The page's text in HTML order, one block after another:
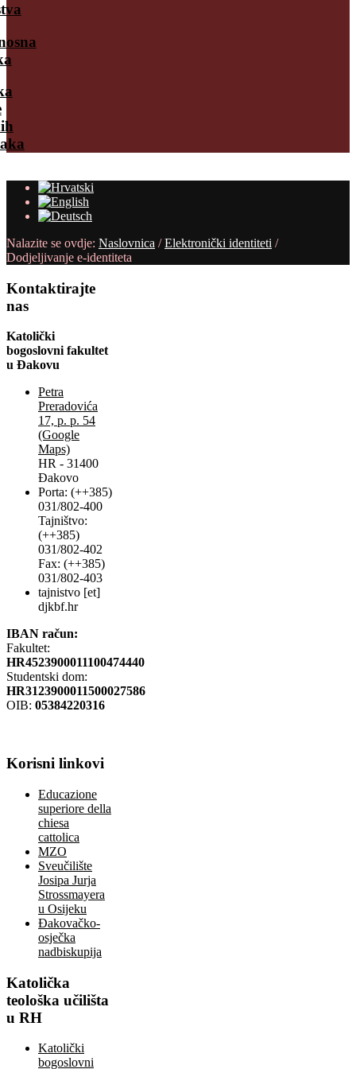
Nalazite se ovdje: Naslovnica /Elektronički identiteti /
Dodjeljivanje e-identiteta
Kontaktirajte
nas
Katolički
bogoslovni fakultet
u Đakovu
Petra
Preradovića
17, p. p. 54
(Google
Maps)
HR - 31400
Đakovo
Porta: (++385)
031/802-400
Tajništvo:
(++385)
031/802-402
Fax: (++385)
031/802-403
tajnistvo [et]
djkbf.hr
IBAN račun:
Fakultet:
HR4523900011100474440
Studentski dom:
HR3123900011500027586
OIB: 05384220316
Korisni linkovi
Educazione
superiore della
chiesa
cattolica
MZO
Sveučilište
Josipa Jurja
Strossmayera
u Osijeku
Đakovačko-
osječka
nadbiskupija
Katolička
teološka učilišta
u RH
Katolički
bogoslovni